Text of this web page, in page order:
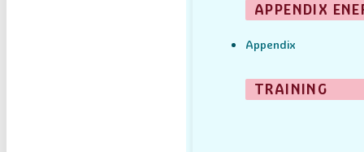
APPENDIX
Appendix
TRAINING